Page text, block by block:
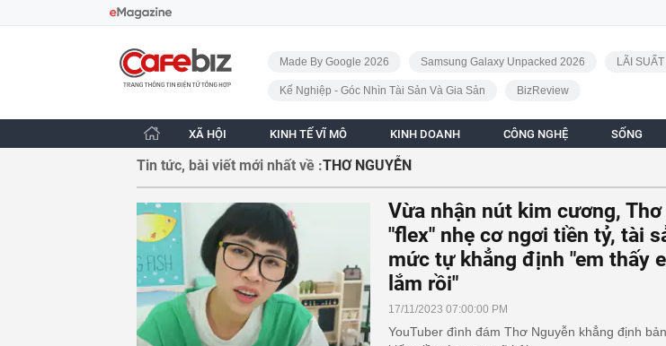
CafeBiz - Trang chủ
Made By Google 2026
Samsung Galaxy Unpacked 2026 LÃI
Kế Nghiệp - Góc Nhìn Tài Sản Và Gia Sản BizReview
XÃ HỘI KINH TẾ VĨ MÔ KINH DOANH CÔNG NGHỆ SỐNG
Tin tức, bài viết mới nhất về :THƠ NGUYỄN
Vừa nhận nút kim cương, Thơ
"flex" nhẹ cơ ngơi tiền tỷ, tài
mức tự khẳng định "em thấy
lắm rồi"
17/11/2023 07:00:00 PM
YouTuber đình đám Thơ Nguyễn khẳng định